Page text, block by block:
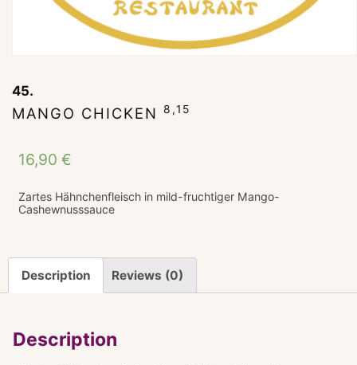
45.
MANGO CHICKEN8,15
16,90€
Zartes Hähnchenfleisch in mild-fruchtiger Mango-
Cashewnusssauce
Description Reviews (0)
Description